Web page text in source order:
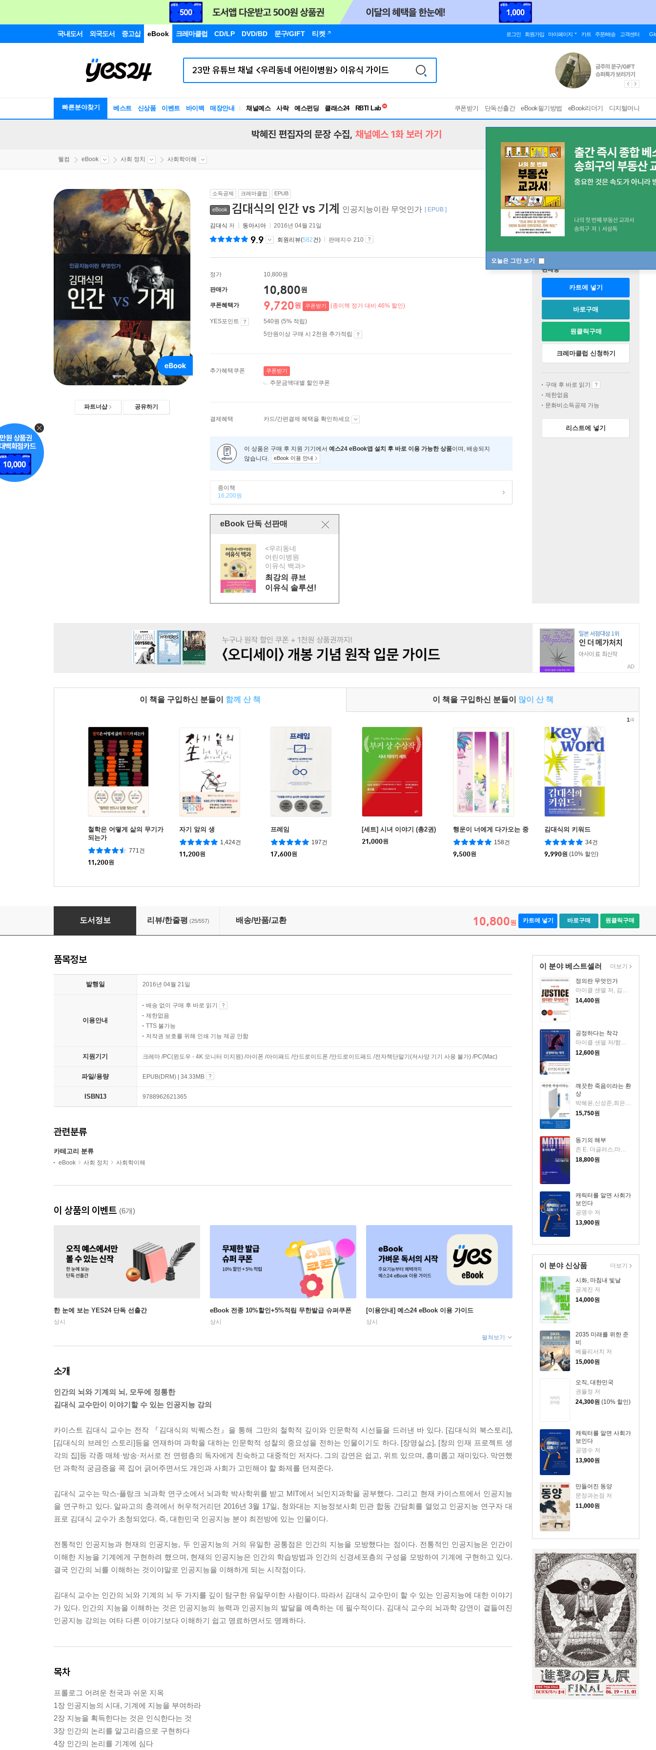
국내도서 외국도서 중고샵 eBook 크레마클럽 CD/LP DVD/BD 문구/GIFT 티켓 로그인 회원가입 마이페이지 카트 주문/배송 고객센터
빠른분야찾기 베스트 신상품 이벤트 바이백 매장안내 채널예스 사락 예스펀딩 클래스24
독서유형검사
쿠폰받기 단독선출간 eBook필기방법 eBook리더기 디지털머니
오늘은 그만 보기
박혜진 편집자의 문장 수집, 채널예스 1화 보러 가기
웰컴 eBook 사회 정치 사회학이해
파트너샵 공유하기
소득공제 크레마클럽 EPUB
eBook 김대식의 인간 vs 기계 인공지능이란 무엇인가 [ EPUB ]
김대식 저 동아시아 2016년 04월 21일
9.9 회원리뷰(582건) 판매지수 210
정가 10,800원
판매가 10,800원
쿠폰혜택가 9,720원 쿠폰받기 (종이책 정가 대비 46% 할인)
YES포인트
540원 (5% 적립)
5만원이상 구매 시 2천원 추가적립
추가혜택쿠폰 쿠폰받기
주문금액대별 할인쿠폰
결제혜택 카드/간편결제 혜택을 확인하세요
이 상품은 구매 후 지원 기기에서 예스24 eBook앱 설치 후 바로 이용 가능한 상품이며, 배송되지
않습니다.
eBook 이용 안내
종이책
16,200원
eBook 단독 선판매
<우리동네
어린이병원
이유식 백과>
최강의 큐브
이유식 솔루션!
판매중
카트에 넣기
바로구매
원클릭구매
크레마클럽 신청하기
구매 후 바로 읽기
제한없음
문화비소득공제 가능
리스트에 넣기
AD
이 책을 구입하신 분들이 함께 산 책 이 책을 구입하신 분들이 많이 산 책
철학은 어떻게 삶의 무기가
되는가
771건
11,200원
자기 앞의 생
1,424건
11,200원
프레임
197건
17,600원
[세트] 시녀 이야기 (총2권)
21,000원
행운이 너에게 다가오는 중
158건
9,500원
김대식의 키워드
34건
9,990원 (10% 할인)
1/4
김대식의 인간 vs 기계
도서정보 리뷰/한줄평 (25/557) 배송/반품/교환 10,800원 카트에 넣기 바로구매 원클릭구매
이 분야 베스트셀러
정의란 무엇인가
마이클 샌델 저, 김선욱 감수, 김명철 역 저
14,400원
공정하다는 착각
마이클 샌델 저/함규진 역
12,600원
깨끗한 죽음이라는 환
상
박혜윤,신성준,최은경 저
15,750원
동기의 해부
존 E. 더글러스,마크 올셰이커 저/김현우 역
18,800원
캐릭터를 알면 사회가
보인다
공명수 저
13,900원
더보기
이 분야 신상품
시화, 마침내 빛날
공계진 저
14,000원
2035 미래를 위한 준
비
베율리서치 저
15,000원
오직, 대한민국
권율정 저
24,300원 (10% 할인)
캐릭터를 알면 사회가
보인다
공명수 저
13,900원
만들어진 동양
문장과논점 저
11,000원
더보기
품목정보
발행일 2016년 04월 21일
이용안내
배송 없이 구매 후 바로 읽기
제한없음
TTS 불가능
저작권 보호를 위해 인쇄 기능 제공 안함
지원기기 크레마 /PC(윈도우 - 4K 모니터 미지원) /아이폰 /아이패드 /안드로이드폰 /안드로이드패드 /전자책단말기(저사양 기기 사용 불가) /PC(Mac)
파일/용량 EPUB(DRM) | 34.33MB
ISBN13 9788962621365
관련분류
카테고리 분류
eBook 사회 정치 사회학이해
이 상품의 이벤트 (6개)
한 눈에 보는 YES24 단독 선출간
상시
eBook 전종 10%할인+5%적립 무한발급 슈퍼쿠폰
상시
[이용안내] 예스24 eBook 이용 가이드
상시
펼쳐보기
소개
인간의 뇌와 기계의 뇌, 모두에 정통한
김대식 교수만이 이야기할 수 있는 인공지능 강의
카이스트 김대식 교수는 전작 『김대식의 빅퀘스천』을 통해 그만의 철학적 깊이와 인문학적 시선들을 드러낸 바 있다. [김대식의 북스토리],
[김대식의 브레인 스토리]등을 연재하며 과학을 대하는 인문학적 성찰의 중요성을 전하는 인물이기도 하다. [장영실쇼], [창의 인재 프로젝트 생
각의 집]등 각종 매체·방송·저서로 전 연령층의 독자에게 친숙하고 대중적인 저자다. 그의 강연은 쉽고, 위트 있으며, 흥미롭고 재미있다. 막연했
던 과학적 궁금증을 콕 집어 긁어주면서도 개인과 사회가 고민해야 할 화제를 던져준다.
김대식 교수는 막스-플랑크 뇌과학 연구소에서 뇌과학 박사학위를 받고 MIT에서 뇌인지과학을 공부했다. 그리고 현재 카이스트에서 인공지능
을 연구하고 있다. 알파고의 충격에서 허우적거리던 2016년 3월 17일, 청와대는 지능정보사회 민관 합동 간담회를 열었고 인공지능 연구자 대
표로 김대식 교수가 초청되었다. 즉, 대한민국 인공지능 분야 최전방에 있는 인물이다.
전통적인 인공지능과 현재의 인공지능, 두 인공지능의 거의 유일한 공통점은 인간의 지능을 모방했다는 점이다. 전통적인 인공지능은 인간이
이해한 지능을 기계에게 구현하려 했으며, 현재의 인공지능은 인간의 학습방법과 인간의 신경세포층의 구성을 모방하여 기계에 구현하고 있다.
결국 인간의 뇌를 이해하는 것이야말로 인공지능을 이해하게 되는 시작점이다.
김대식 교수는 인간의 뇌와 기계의 뇌 두 가지를 깊이 탐구한 유일무이한 사람이다. 따라서 김대식 교수만이 할 수 있는 인공지능에 대한 이야기
가 있다. 인간의 지능을 이해하는 것은 인공지능의 능력과 인공지능의 발달을 예측하는 데 필수적이다. 김대식 교수의 뇌과학 강연이 곁들여진
인공지능 강의는 여타 다른 이야기보다 이해하기 쉽고 명료하면서도 명쾌하다.
목차
프롤로그 어려운 천국과 쉬운 지옥
1장 인공지능의 시대, 기계에 지능을 부여하라
2장 지능을 획득한다는 것은 인식한다는 것
3장 인간의 논리를 알고리즘으로 구현하다
4장 인간의 논리를 기계에 심다